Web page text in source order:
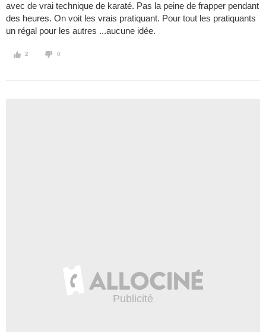
avec de vrai technique de karaté. Pas la peine de frapper pendant
des heures. On voit les vrais pratiquant. Pour tout les pratiquants
un régal pour les autres ...aucune idée.
2 0